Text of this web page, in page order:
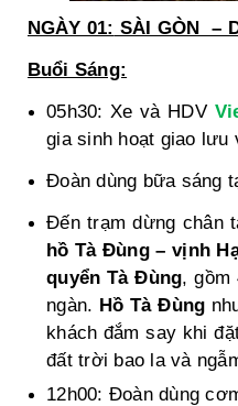
NGÀY 01: SÀI GÒN –
Buổi Sáng:
05h30: Xe và HDV
gia sinh hoạt giao lưu
Đoàn dùng bữa sáng
Đến trạm dừng chân
hồ Tà Đùng – vịnh
quyển Tà Đùng, gồm
ngàn. Hồ Tà Đùng
khách đắm say khi
đất trời bao la và
12h00: Đoàn dùng
Chị Dung
Chuyên viên ngân hàng
Sau tour Singapore – Malaysia
tôi có rấ nhiều điều học hỏi, tiếp
mở rộng tầm mắt. Chắc chắn
này những trải nghiệm qua là
niệm để lại nhiều dấu ấn trong